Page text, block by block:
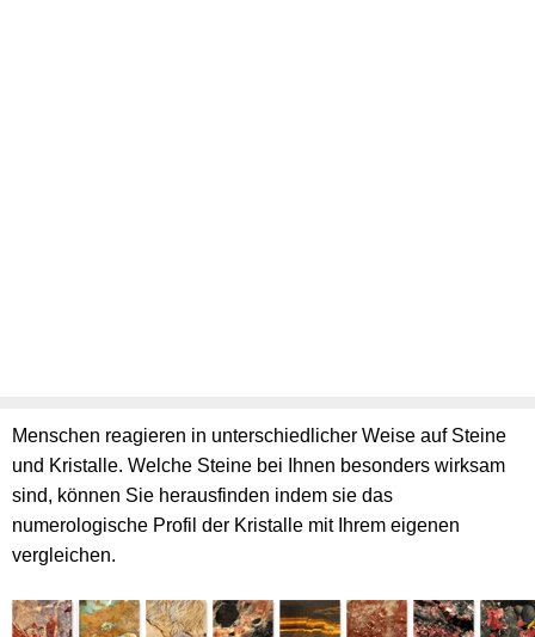
Menschen reagieren in unterschiedlicher Weise auf Steine
und Kristalle. Welche Steine bei Ihnen besonders wirksam
sind, können Sie herausfinden indem sie das
numerologische Profil der Kristalle mit Ihrem eigenen
vergleichen.